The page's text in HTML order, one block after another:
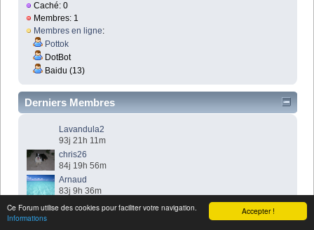
Accepter !
Ce Forum utilise des cookies pour faciliter votre navigation.
Informations
Caché: 0
Membres: 1
Membres en ligne:
Pottok
DotBot
Baidu (13)
Derniers Membres
Lavandula2
93j 21h 11m
chris26
84j 19h 56m
Arnaud
83j 9h 36m
charlieboy